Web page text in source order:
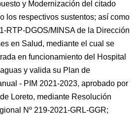
y Modernización del citado
los respectivos sustentos; así como
RTP-DGOS/MINSA de la Dirección
en Salud, mediante el cual se
en funcionamiento del Hospital
y valida su Plan de
- PIM 2021-2023, aprobado por
Loreto, mediante Resolución
Nº 219-2021-GRL-GGR;